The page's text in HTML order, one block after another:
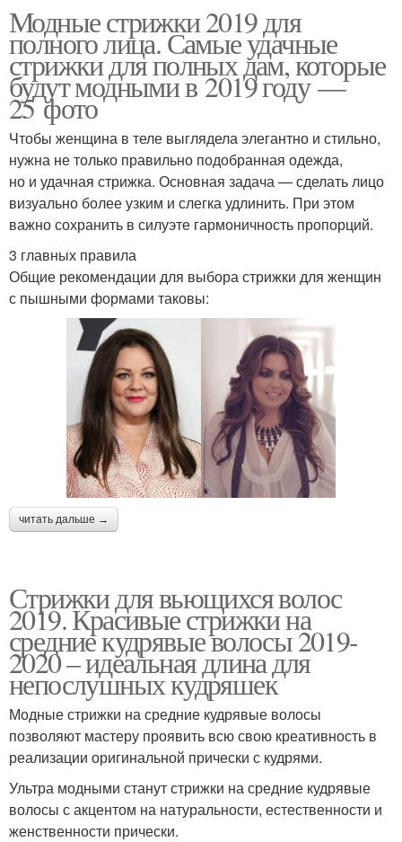
Модные стрижки 2019 для
полного лица. Самые удачные
стрижки для полных дам, которые
будут модными в 2019 году —
25 фото
Чтобы женщина в теле выглядела элегантно и стильно,
нужна не только правильно подобранная одежда,
но и удачная стрижка. Основная задача — сделать лицо
визуально более узким и слегка удлинить. При этом
важно сохранить в силуэте гармоничность пропорций.
3 главных правила
Общие рекомендации для выбора стрижки для женщин
с пышными формами таковы:
читать дальше →
Стрижки для вьющихся волос
2019. Красивые стрижки на
средние кудрявые волосы 2019-
2020 – идеальная длина для
непослушных кудряшек
Модные стрижки на средние кудрявые волосы
позволяют мастеру проявить всю свою креативность в
реализации оригинальной прически с кудрями.
Ультра модными станут стрижки на средние кудрявые
волосы с акцентом на натуральности, естественности и
женственности прически.